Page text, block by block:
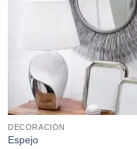
DECORACIÓN
Espejo